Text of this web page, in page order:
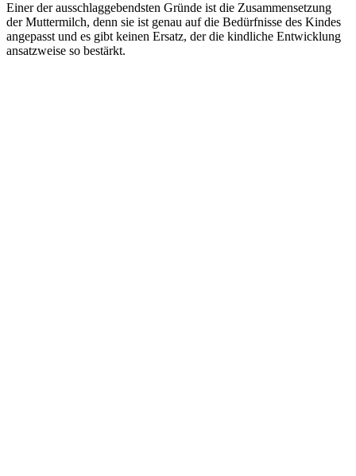
Einer der ausschlaggebendsten Gründe ist die Zusammensetzung
der Muttermilch, denn sie ist genau auf die Bedürfnisse des Kindes
angepasst und es gibt keinen Ersatz, der die kindliche Entwicklung
ansatzweise so bestärkt.